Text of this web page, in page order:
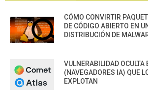
CÓMO CONVIRTIR
DE CÓDIGO ABIERTO EN
DISTRIBUCIÓN DE
VULNERABILIDAD OCULTA
(NAVEGADORES IA) QUE
EXPLOTAN